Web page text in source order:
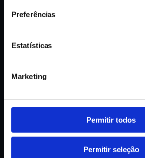
Preferências
Estatísticas
Marketing
Permitir todos
Permitir seleção
EMPRESA